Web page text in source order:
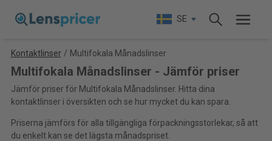
SE
Kontaktlinser / Multifokala Månadslinser
Multifokala Månadslinser - Jämför priser
Jämför priser för Multifokala Månadslinser. Hitta dina
kontaktlinser i översikten och se hur mycket du kan spara.
Priserna jämförs för alla tillgängliga förpackningsstorlekar, så att
du enkelt kan se det lägsta månadspriset.